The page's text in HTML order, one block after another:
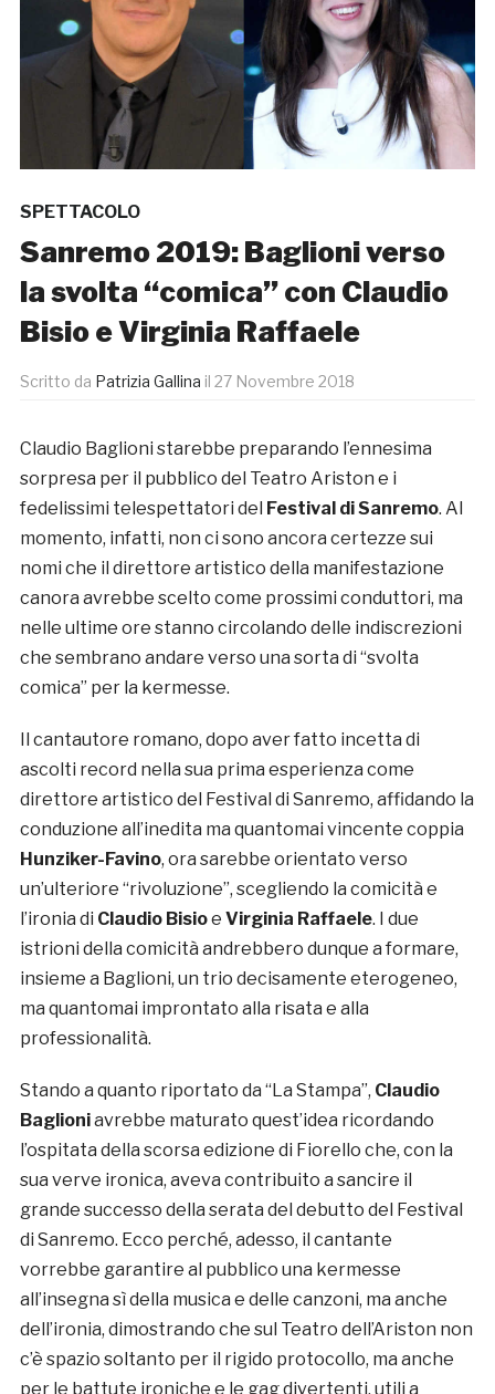
SPETTACOLO
Sanremo 2019: Baglioni verso
la svolta “comica” con Claudio
Bisio e Virginia Raffaele
Scritto da Patrizia Gallina il 27 Novembre 2018
Claudio Baglioni starebbe preparando l’ennesima
sorpresa per il pubblico del Teatro Ariston e i
fedelissimi telespettatori del Festival di Sanremo. Al
momento, infatti, non ci sono ancora certezze sui
nomi che il direttore artistico della manifestazione
canora avrebbe scelto come prossimi conduttori, ma
nelle ultime ore stanno circolando delle indiscrezioni
che sembrano andare verso una sorta di “svolta
comica” per la kermesse.
Il cantautore romano, dopo aver fatto incetta di
ascolti record nella sua prima esperienza come
direttore artistico del Festival di Sanremo, affidando la
conduzione all’inedita ma quantomai vincente coppia
Hunziker-Favino, ora sarebbe orientato verso
un’ulteriore “rivoluzione”, scegliendo la comicità e
l’ironia di Claudio Bisioe Virginia Raffaele. I due
istrioni della comicità andrebbero dunque a formare,
insieme a Baglioni, un trio decisamente eterogeneo,
ma quantomai improntato alla risata e alla
professionalità.
Stando a quanto riportato da “La Stampa”, Claudio
Baglioniavrebbe maturato quest’idea ricordando
l’ospitata della scorsa edizione di Fiorello che, con la
sua verve ironica, aveva contribuito a sancire il
grande successo della serata del debutto del Festival
di Sanremo. Ecco perché, adesso, il cantante
vorrebbe garantire al pubblico una kermesse
all’insegna sì della musica e delle canzoni, ma anche
dell’ironia, dimostrando che sul Teatro dell’Ariston non
c’è spazio soltanto per il rigido protocollo, ma anche
per le battute ironiche e le gag divertenti, utili a